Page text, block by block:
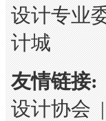
设计专业
计城
友情链接:
设计协会